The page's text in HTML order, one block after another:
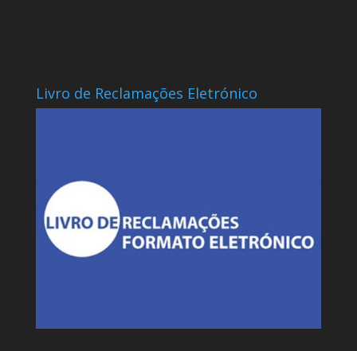
Livro de Reclamações Eletrónico